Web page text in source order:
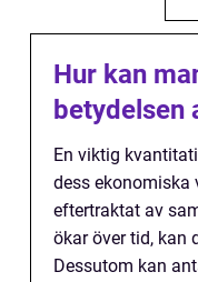
Hur kan
betydelsen
En viktig
dess ekonomiska
eftertraktat av
ökar över tid, kan
Dessutom kan